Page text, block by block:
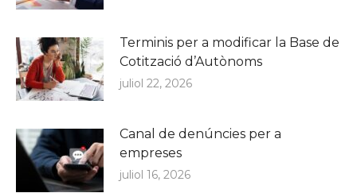
Terminis per a modificar la Base de
Cotització d’Autònoms
juliol 22, 2026
Canal de denúncies per a
empreses
juliol 16, 2026